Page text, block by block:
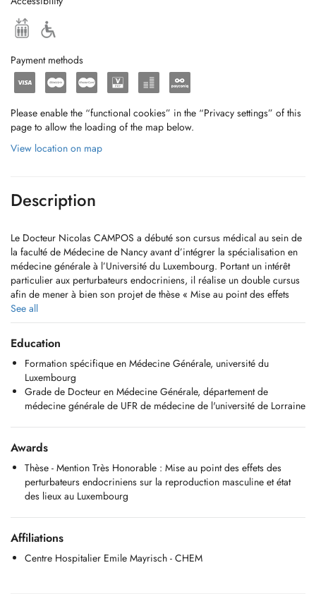
Payment methods
Please enable the “functional cookies” in the “Privacy settings” of this
page to allow the loading of the map below.
View location on map
Description
Le Docteur Nicolas CAMPOS a débuté son cursus médical au sein de
la faculté de Médecine de Nancy avant d’intégrer la spécialisation en
médecine générale à l’Université du Luxembourg. Portant un intérêt
particulier aux perturbateurs endocriniens, il réalise un double cursus
afin de mener à bien son projet de thèse « Mise au point des effets
des perturbateurs endocriniens sur la reproduction masculine et état
des lieux au Luxembourg » en coopération avec la faculté de
Médecine à Nancy.
See all
Education
Formation spécifique en Médecine Générale, université du
Luxembourg
Grade de Docteur en Médecine Générale, département de
médecine générale de UFR de médecine de l'université de Lorraine
Awards
Thèse - Mention Très Honorable : Mise au point des effets des
perturbateurs endocriniens sur la reproduction masculine et état
des lieux au Luxembourg
Affiliations
Centre Hospitalier Emile Mayrisch - CHEM